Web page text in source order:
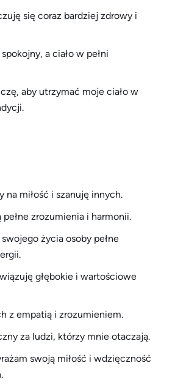
się coraz bardziej zdrowy i
a ciało w pełni
aby utrzymać moje ciało w
na miłość i szanuję innych.
pełne zrozumienia i harmonii.
życia osoby pełne
głębokie i wartościowe
z empatią i zrozumieniem.
za ludzi, którzy mnie otaczają.
swoją miłość i wdzięczność